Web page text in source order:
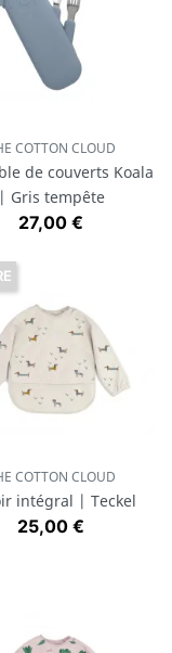
COTTON CLOUD
de couverts Koala
| Gris tempête
Prix
27,00 €
COTTON CLOUD
intégral | Teckel
Prix
25,00 €